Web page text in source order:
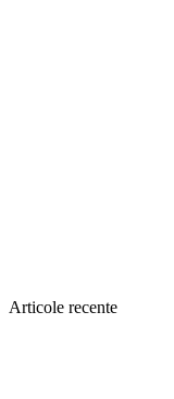
Articole recente